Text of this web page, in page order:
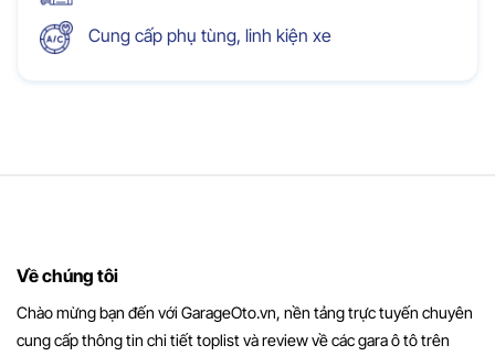
Cung cấp phụ tùng, linh kiện xe
Về chúng tôi
Chào mừng bạn đến với GarageOto.vn, nền tảng trực tuyến chuyên
cung cấp thông tin chi tiết toplist và review về các gara ô tô trên